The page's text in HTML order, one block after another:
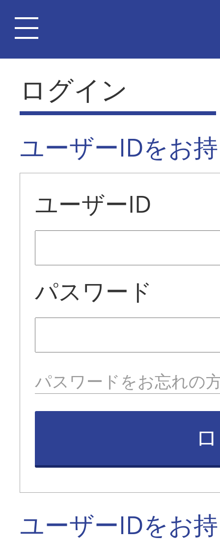
ログイン
ユーザーIDをお
ユーザーID
パスワード
パスワードをお忘れの
ユーザーIDをお